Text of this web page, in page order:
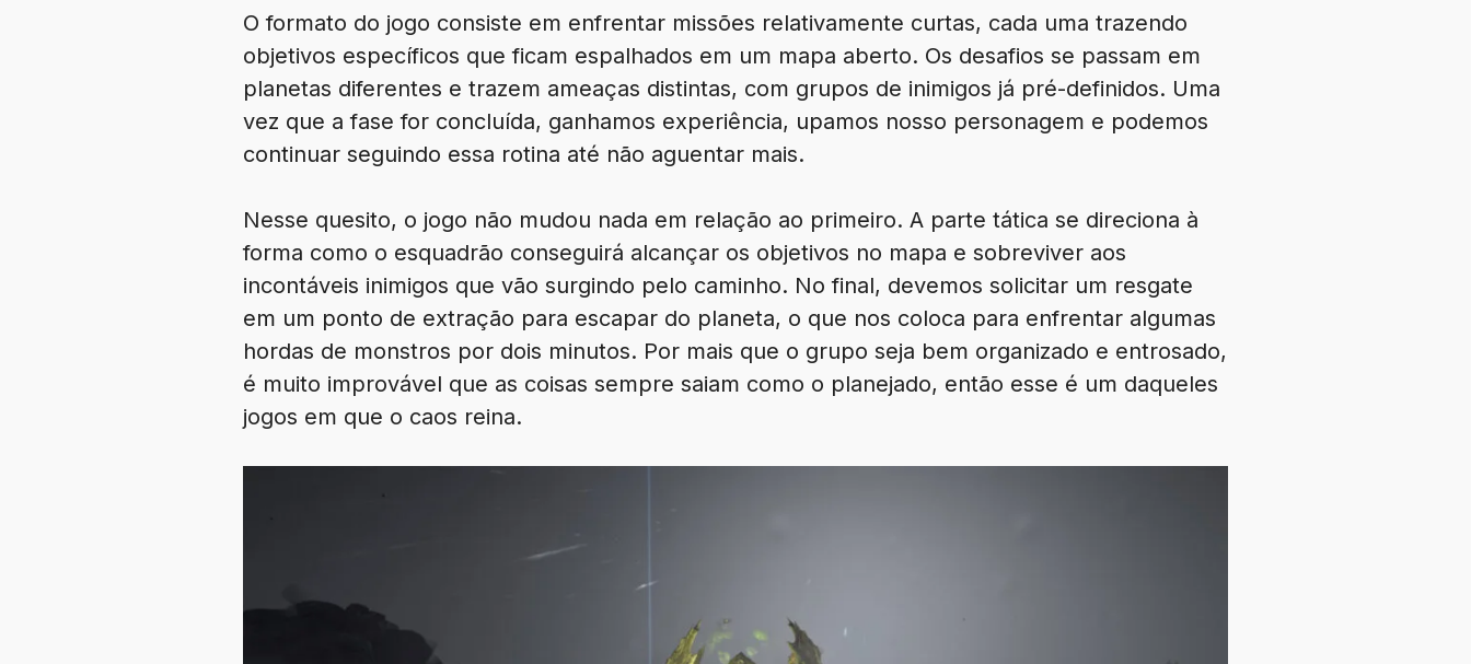
O formato do jogo consiste em enfrentar missões relativamente curtas, cada uma trazendo
objetivos específicos que ficam espalhados em um mapa aberto. Os desafios se passam em
planetas diferentes e trazem ameaças distintas, com grupos de inimigos já pré-definidos. Uma
vez que a fase for concluída, ganhamos experiência, upamos nosso personagem e podemos
continuar seguindo essa rotina até não aguentar mais.
Nesse quesito, o jogo não mudou nada em relação ao primeiro. A parte tática se direciona à
forma como o esquadrão conseguirá alcançar os objetivos no mapa e sobreviver aos
incontáveis inimigos que vão surgindo pelo caminho. No final, devemos solicitar um resgate
em um ponto de extração para escapar do planeta, o que nos coloca para enfrentar algumas
hordas de monstros por dois minutos. Por mais que o grupo seja bem organizado e entrosado,
é muito improvável que as coisas sempre saiam como o planejado, então esse é um daqueles
jogos em que o caos reina.